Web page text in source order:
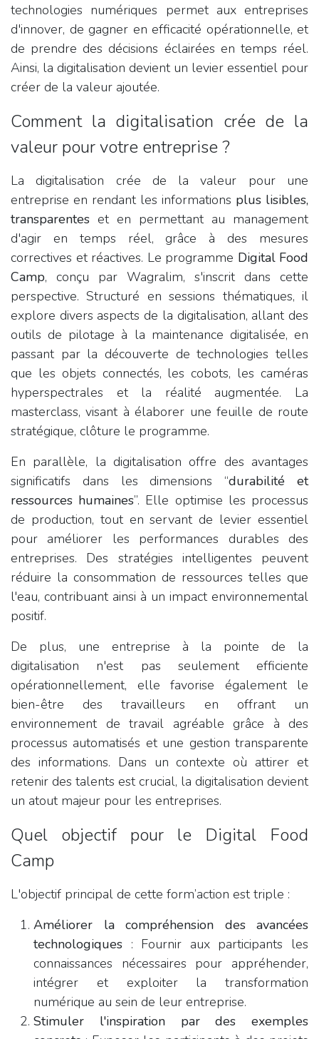
technologies numériques permet aux entreprises
d'innover, de gagner en efficacité opérationnelle, et
de prendre des décisions éclairées en temps réel.
Ainsi, la digitalisation devient un levier essentiel pour
créer de la valeur ajoutée.
Comment la digitalisation crée de la
valeur pour votre entreprise ?
La digitalisation crée de la valeur pour une
entreprise en rendant les informations plus lisibles,
transparentes et en permettant au management
d'agir en temps réel, grâce à des mesures
correctives et réactives. Le programme Digital Food
Camp, conçu par Wagralim, s'inscrit dans cette
perspective. Structuré en sessions thématiques, il
explore divers aspects de la digitalisation, allant des
outils de pilotage à la maintenance digitalisée, en
passant par la découverte de technologies telles
que les objets connectés, les cobots, les caméras
hyperspectrales et la réalité augmentée. La
masterclass, visant à élaborer une feuille de route
stratégique, clôture le programme.
En parallèle, la digitalisation offre des avantages
significatifs dans les dimensions “durabilité et
ressources humaines”. Elle optimise les processus
de production, tout en servant de levier essentiel
pour améliorer les performances durables des
entreprises. Des stratégies intelligentes peuvent
réduire la consommation de ressources telles que
l'eau, contribuant ainsi à un impact environnemental
positif.
De plus, une entreprise à la pointe de la
digitalisation n'est pas seulement efficiente
opérationnellement, elle favorise également le
bien-être des travailleurs en offrant un
environnement de travail agréable grâce à des
processus automatisés et une gestion transparente
des informations. Dans un contexte où attirer et
retenir des talents est crucial, la digitalisation devient
un atout majeur pour les entreprises.
Quel objectif pour le Digital Food
Camp
L'objectif principal de cette form’action est triple :
Améliorer la compréhension des avancées
technologiques : Fournir aux participants les
connaissances nécessaires pour appréhender,
intégrer et exploiter la transformation
numérique au sein de leur entreprise.
Stimuler l'inspiration par des exemples